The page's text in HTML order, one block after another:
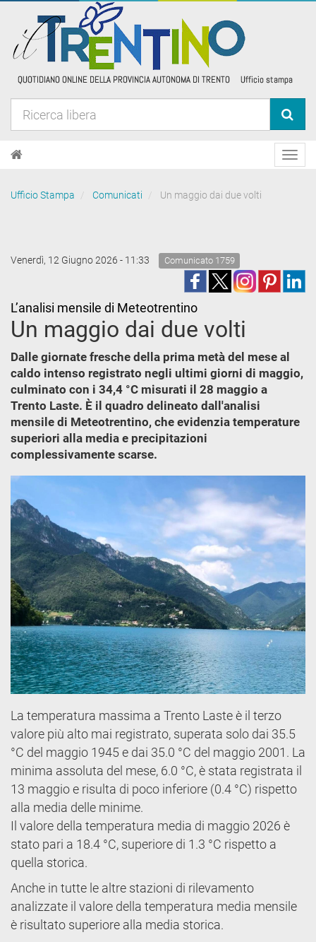
Ufficio Stampa Comunicati Un maggio dai due volti
Venerdì, 12 Giugno 2026 - 11:33 Comunicato 1759
L’analisi mensile di Meteotrentino
Un maggio dai due volti
Dalle giornate fresche della prima metà del mese al
caldo intenso registrato negli ultimi giorni di maggio,
culminato con i 34,4 °C misurati il 28 maggio a
Trento Laste. È il quadro delineato dall'analisi
mensile di Meteotrentino, che evidenzia temperature
superiori alla media e precipitazioni
complessivamente scarse.
La temperatura massima a Trento Laste è il terzo
valore più alto mai registrato, superata solo dai 35.5
°C del maggio 1945 e dai 35.0 °C del maggio 2001. La
minima assoluta del mese, 6.0 °C, è stata registrata il
13 maggio e risulta di poco inferiore (0.4 °C) rispetto
alla media delle minime.
Il valore della temperatura media di maggio 2026 è
stato pari a 18.4 °C, superiore di 1.3 °C rispetto a
quella storica.
Anche in tutte le altre stazioni di rilevamento
analizzate il valore della temperatura media mensile
è risultato superiore alla media storica.